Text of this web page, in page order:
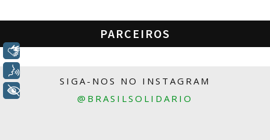
PARCEIROS
SIGA-NOS NO INSTAGRAM
@BRASILSOLIDARIO
Libras